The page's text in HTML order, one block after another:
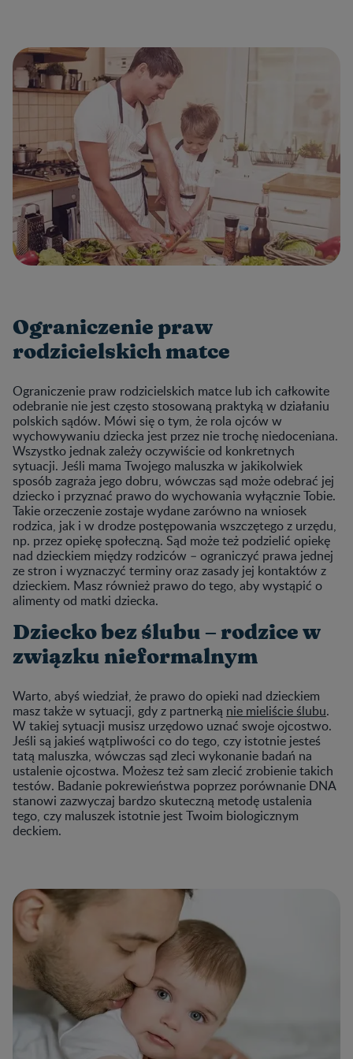
Ograniczenie praw
rodzicielskich matce
Ograniczenie praw rodzicielskich matce lub ich całkowite
odebranie nie jest często stosowaną praktyką w działaniu
polskich sądów. Mówi się o tym, że rola ojców w
wychowywaniu dziecka jest przez nie trochę niedoceniana.
Wszystko jednak zależy oczywiście od konkretnych
sytuacji. Jeśli mama Twojego maluszka w jakikolwiek
sposób zagraża jego dobru, wówczas sąd może odebrać jej
dziecko i przyznać prawo do wychowania wyłącznie Tobie.
Takie orzeczenie zostaje wydane zarówno na wniosek
rodzica, jak i w drodze postępowania wszczętego z urzędu,
np. przez opiekę społeczną. Sąd może też podzielić opiekę
nad dzieckiem między rodziców – ograniczyć prawa jednej
ze stron i wyznaczyć terminy oraz zasady jej kontaktów z
dzieckiem. Masz również prawo do tego, aby wystąpić o
alimenty od matki dziecka.
Dziecko bez ślubu – rodzice w
związku nieformalnym
Warto, abyś wiedział, że prawo do opieki nad dzieckiem
masz także w sytuacji, gdy z partnerką nie mieliście ślubu.
W takiej sytuacji musisz urzędowo uznać swoje ojcostwo.
Jeśli są jakieś wątpliwości co do tego, czy istotnie jesteś
tatą maluszka, wówczas sąd zleci wykonanie badań na
ustalenie ojcostwa. Możesz też sam zlecić zrobienie takich
testów. Badanie pokrewieństwa poprzez porównanie DNA
stanowi zazwyczaj bardzo skuteczną metodę ustalenia
tego, czy maluszek istotnie jest Twoim biologicznym
deckiem.